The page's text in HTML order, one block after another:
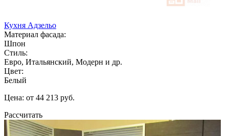
Кухня Адзельо
Материал фасада:
Шпон
Стиль:
Евро, Итальянский, Модерн и др.
Цвет:
Белый
Цена: от 44 213 руб.
Рассчитать